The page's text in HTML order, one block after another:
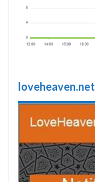
loveheaven.net